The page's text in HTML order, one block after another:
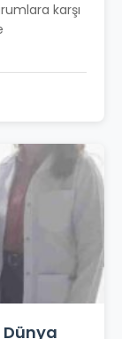
karşı